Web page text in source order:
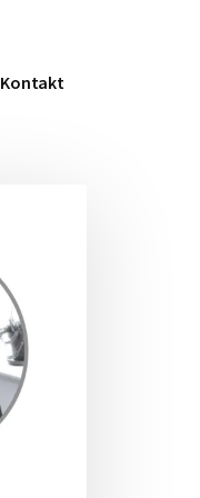
Kontakt